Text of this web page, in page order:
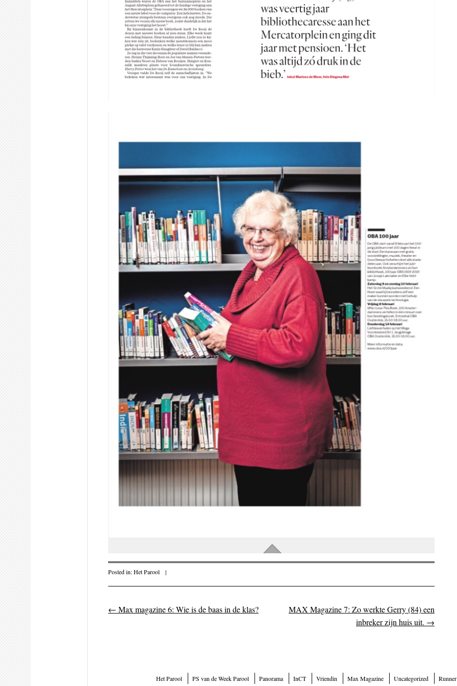
Posted in:Het Parool |
Post navigation
← Max magazine 6: Wie is de baas in de klas?
MAX Magazine 7: Zo werkte Gerry (84) een
inbreker zijn huis uit. →
Het Parool PS van de Week Parool Panorama InCT Vriendin Max Magazine Uncategorized